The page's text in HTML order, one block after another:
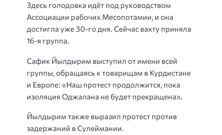
Здесь голодовка идёт под руководством
Ассоциации рабочих Месопотамии, и она
достигла уже 30-го дня. Сейчас вахту приняла
16-я группа.
Сафик Йылдырим выступил от имени всей
группы, обращаясь к товарищам в Курдистане
и Европе: «Наш протест продолжится, пока
изоляция Оджалана не будет прекращена».
Йылдырим также выразил протест против
задержаний в Сулеймании.